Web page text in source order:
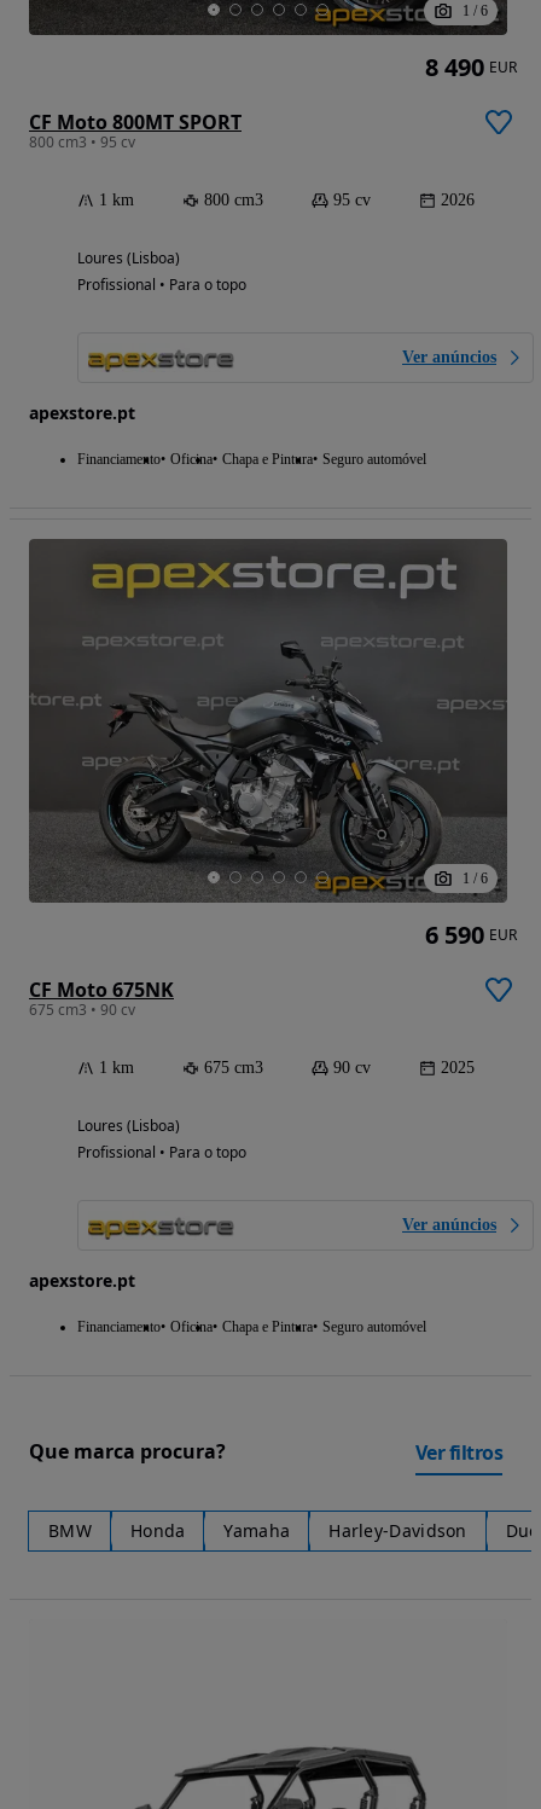
1 / 6
CF Moto 800MT SPORT
800 cm3 • 95 cv
1 km 800 cm3 95 cv 2026
Loures (Lisboa)
Profissional • Para o topo
Ver anúncios
apexstore.pt
Financiamento Oficina Chapa e Pintura Seguro automóvel
8 490 EUR
1 / 6
CF Moto 675NK
675 cm3 • 90 cv
1 km 675 cm3 90 cv 2025
Loures (Lisboa)
Profissional • Para o topo
Ver anúncios
apexstore.pt
Financiamento Oficina Chapa e Pintura Seguro automóvel
6 590 EUR
Que marca procura? Ver filtros
BMW Honda Yamaha Harley-Davidson